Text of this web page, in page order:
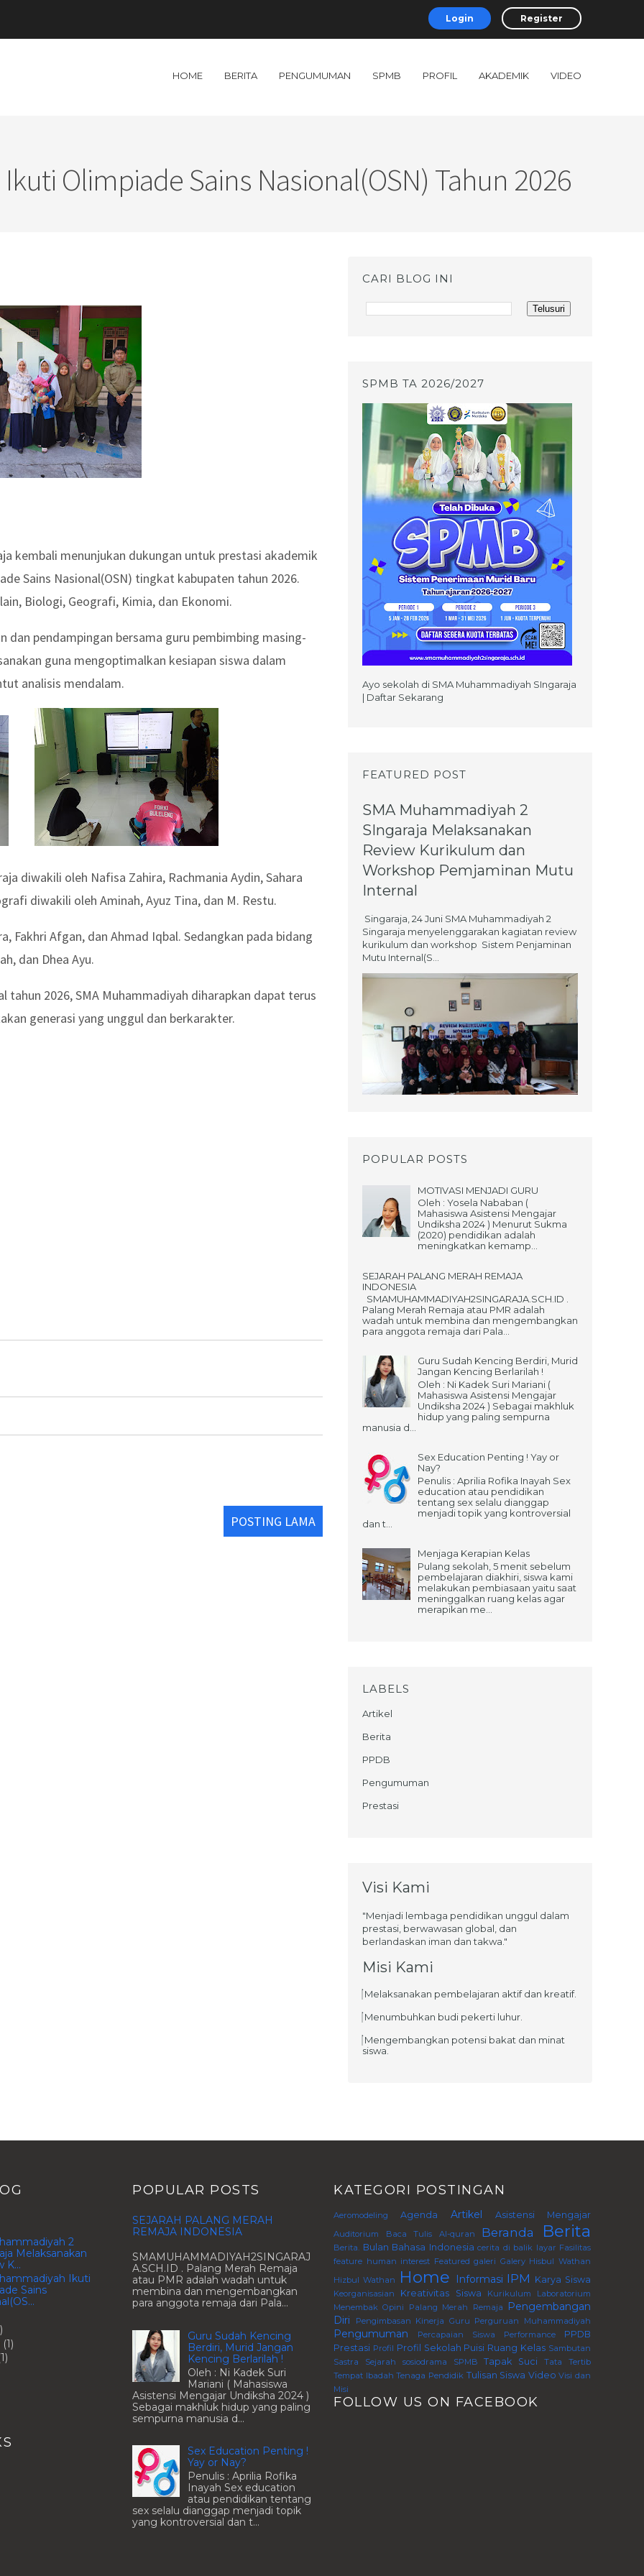
Login Register
HOME BERITA PENGUMUMAN SPMB PROFIL AKADEMIK VIDEO
Olimpiade Sains Nasional(OSN) Tahun 2026
kembali menunjukan dukungan untuk prestasi akademik
Sains Nasional(OSN) tingkat kabupaten tahun 2026.
Biologi, Geografi, Kimia, dan Ekonomi.
dan pendampingan bersama guru pembimbing masing-
guna mengoptimalkan kesiapan siswa dalam
analisis mendalam.
diwakili oleh Nafisa Zahira, Rachmania Aydin, Sahara
diwakili oleh Aminah, Ayuz Tina, dan M. Restu.
Fakhri Afgan, dan Ahmad Iqbal. Sedangkan pada bidang
dan Dhea Ayu.
tahun 2026, SMA Muhammadiyah diharapkan dapat terus
generasi yang unggul dan berkarakter.
POSTING LAMA
CARI BLOG INI
SPMB TA 2026/2027
Ayo sekolah di SMA Muhammadiyah SIngaraja
| Daftar Sekarang
FEATURED POST
SMA Muhammadiyah 2
SIngaraja Melaksanakan
Review Kurikulum dan
Workshop Pemjaminan Mutu
Internal
Singaraja, 24 Juni SMA Muhammadiyah 2
Singaraja menyelenggarakan kagiatan review
kurikulum dan workshop Sistem Penjaminan
Mutu Internal(S...
POPULAR POSTS
MOTIVASI MENJADI GURU
Oleh : Yosela Nababan (
Mahasiswa Asistensi Mengajar
Undiksha 2024 ) Menurut Sukma
(2020) pendidikan adalah
meningkatkan kemamp...
SEJARAH PALANG MERAH REMAJA
INDONESIA
SMAMUHAMMADIYAH2SINGARAJA.SCH.ID .
Palang Merah Remaja atau PMR adalah
wadah untuk membina dan mengembangkan
para anggota remaja dari Pala...
Guru Sudah Kencing Berdiri, Murid
Jangan Kencing Berlarilah !
Oleh : Ni Kadek Suri Mariani (
Mahasiswa Asistensi Mengajar
Undiksha 2024 ) Sebagai makhluk
hidup yang paling sempurna
manusia d...
Sex Education Penting ! Yay or
Nay?
Penulis : Aprilia Rofika Inayah Sex
education atau pendidikan
tentang sex selalu dianggap
menjadi topik yang kontroversial
dan t...
Menjaga Kerapian Kelas
Pulang sekolah, 5 menit sebelum
pembelajaran diakhiri, siswa kami
melakukan pembiasaan yaitu saat
meninggalkan ruang kelas agar
merapikan me...
LABELS
Artikel
Berita
PPDB
Pengumuman
Prestasi
Visi Kami
"Menjadi lembaga pendidikan unggul dalam
prestasi, berwawasan global, dan
berlandaskan iman dan takwa."
Misi Kami
Melaksanakan pembelajaran aktif dan kreatif.
Menumbuhkan budi pekerti luhur.
Mengembangkan potensi bakat dan minat
siswa.
2
Melaksanakan
K...
Ikuti
Sains
(1)
POPULAR POSTS
SEJARAH PALANG MERAH
REMAJA INDONESIA
SMAMUHAMMADIYAH2SINGARAJ
A.SCH.ID . Palang Merah Remaja
atau PMR adalah wadah untuk
membina dan mengembangkan
para anggota remaja dari Pala...
Guru Sudah Kencing
Berdiri, Murid Jangan
Kencing Berlarilah !
Oleh : Ni Kadek Suri
Mariani ( Mahasiswa
Asistensi Mengajar Undiksha 2024 )
Sebagai makhluk hidup yang paling
sempurna manusia d...
Sex Education Penting !
Yay or Nay?
Penulis : Aprilia Rofika
Inayah Sex education
atau pendidikan tentang
sex selalu dianggap menjadi topik
yang kontroversial dan t...
KATEGORI POSTINGAN
Aeromodeling Agenda Artikel Asistensi Mengajar
Auditorium Baca Tulis Al-quran Beranda Berita
Berita. Bulan Bahasa Indonesia cerita di balik layar Fasilitas
feature human interest Featured galeri Galery Hisbul Wathan
Hizbul Wathan
Home Informasi IPM Karya Siswa
Keorganisasian Kreativitas Siswa Kurikulum
Laboratorium
Menembak Opini Palang Merah Remaja
Pengembangan
Diri
Pengimbasan Kinerja Guru Perguruan Muhammadiyah
Pengumuman Percapaian Siswa Performance
PPDB
Prestasi Profil Profil Sekolah Puisi Ruang Kelas Sambutan
Sastra
Sejarah sosiodrama SPMB Tapak Suci
Tata Tertib
Tempat Ibadah Tenaga Pendidik Tulisan Siswa Video Visi dan
Misi
FOLLOW US ON FACEBOOK